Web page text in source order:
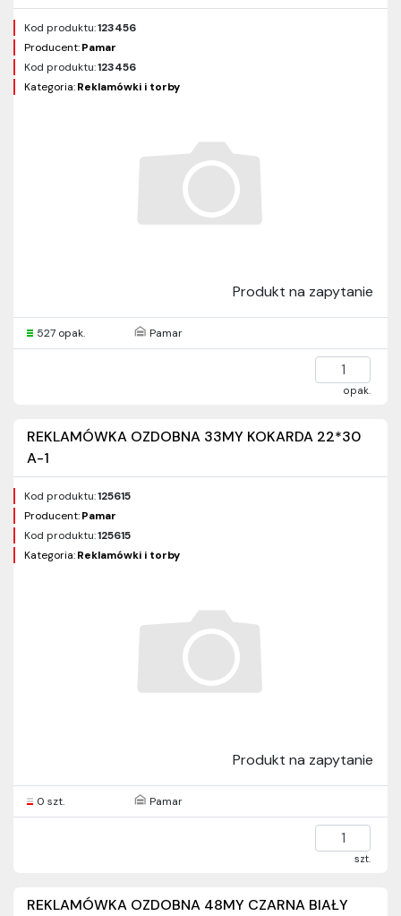
Kod produktu:123456
Producent:Pamar
Kod produktu:123456
Kategoria:Reklamówki i torby
Produkt na zapytanie
527 opak. Pamar
opak.
REKLAMÓWKA OZDOBNA 33MY KOKARDA 22*30
A-1
Kod produktu:125615
Producent:Pamar
Kod produktu:125615
Kategoria:Reklamówki i torby
Produkt na zapytanie
0 szt. Pamar
szt.
REKLAMÓWKA OZDOBNA 48MY CZARNA BIAŁY